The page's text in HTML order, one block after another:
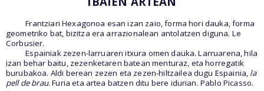
Frantziari Hexagonoa esan izan zaio, forma hori dauka, forma
geometriko bat, bizitza era arrazionalean antolatzen diguna. Le
Corbusier.
Espainiak zezen-larruaren itxura omen dauka. Larruarena, hila
izan behar baitu, zezenketaren batean menturaz, eta horregatik
burubakoa. Aldi berean zezen eta zezen-hiltzailea dugu Espainia, la
pell de brau. Furia eta artea batzen ditu bere idurian. Pablo Picasso.